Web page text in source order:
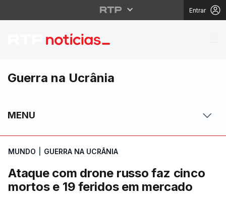
Entrar
Ataque com drone
Guerra na Ucrânia
MENU
MUNDO GUERRA NA UCRÂNIA
Ataque com drone russo faz cinco
mortos e 19 feridos em mercado